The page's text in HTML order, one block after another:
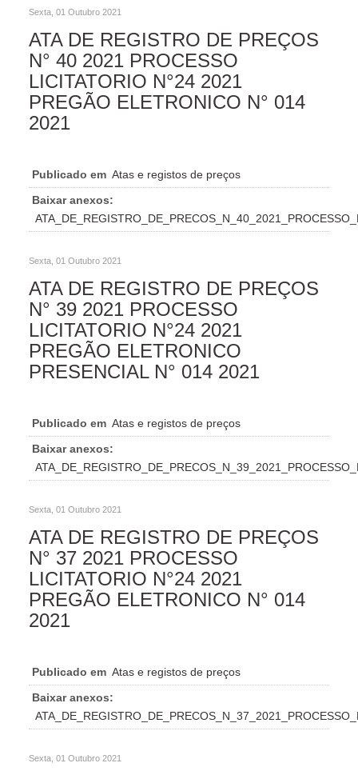
Sexta, 01 Outubro 2021
ATA DE REGISTRO DE PREÇOS
N° 40 2021 PROCESSO
LICITATORIO N°24 2021
PREGÃO ELETRONICO N° 014
2021
Publicado em Atas e registos de preços
Baixar anexos:
Sexta, 01 Outubro 2021
ATA DE REGISTRO DE PREÇOS
N° 39 2021 PROCESSO
LICITATORIO N°24 2021
PREGÃO ELETRONICO
PRESENCIAL N° 014 2021
Publicado em Atas e registos de preços
Baixar anexos:
Sexta, 01 Outubro 2021
ATA DE REGISTRO DE PREÇOS
N° 37 2021 PROCESSO
LICITATORIO N°24 2021
PREGÃO ELETRONICO N° 014
2021
Publicado em Atas e registos de preços
Baixar anexos:
Sexta, 01 Outubro 2021